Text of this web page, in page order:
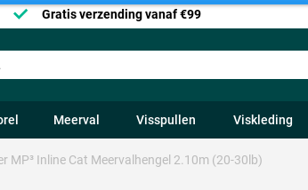
Gratis verzending vanaf €99
Meerval Visspullen Viskleding
MP³ Inline Cat Meervalhengel 2.10m (20-30lb)